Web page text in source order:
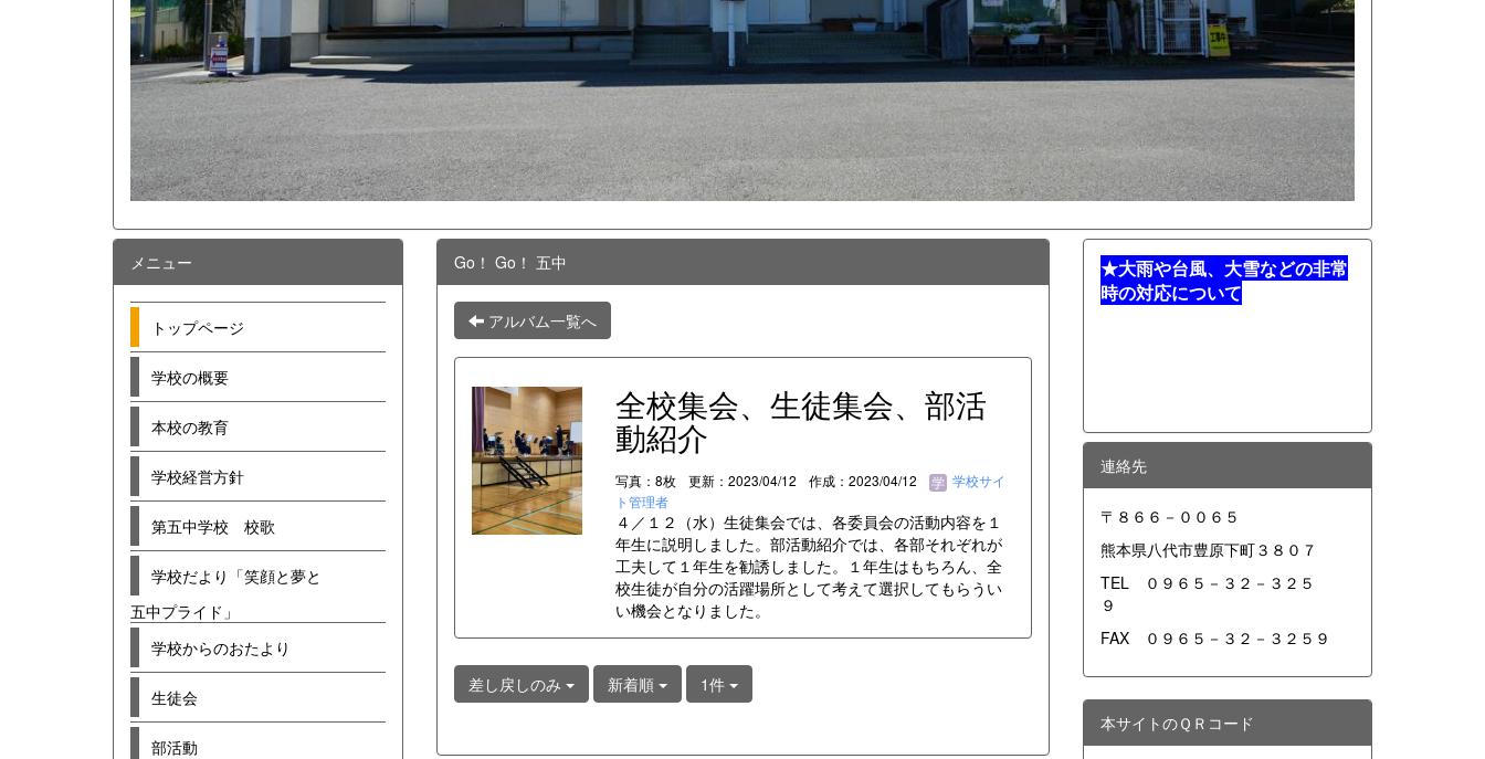
Go！ Go！ 五中
アルバム一覧へ
全校集会、生徒集会、部活
動紹介
写真：8枚 更新：2023/04/12 作成：2023/04/12
学校サイ
ト管理者
４／１２（水）生徒集会では、各委員会の活動内容を１
年生に説明しました。部活動紹介では、各部それぞれが
工夫して１年生を勧誘しました。１年生はもちろん、全
校生徒が自分の活躍場所として考えて選択してもらうい
い機会となりました。
差し戻しのみ 新着順 1件
メニュー
トップページ
学校の概要
本校の教育
学校経営方針
第五中学校 校歌
学校だより「笑顔と夢と
五中プライド」
学校からのおたより
生徒会
部活動
★大雨や台風、大雪などの非常
時の対応について
連絡先
〒８６６－００６５
熊本県八代市豊原下町３８０７
TEL ０９６５－３２－３２５
９
FAX ０９６５－３２－３２５９
本サイトのＱＲコード